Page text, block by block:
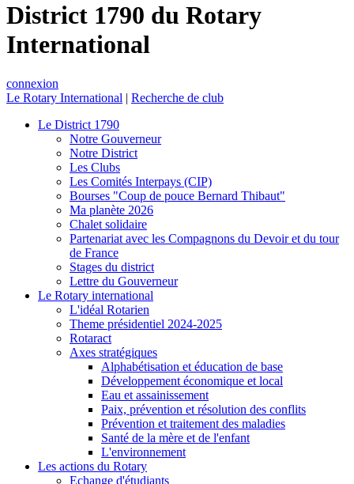
District 1790 du Rotary
International
connexion
Le Rotary International | Recherche de club
Le District 1790
Notre Gouverneur
Notre District
Les Clubs
Les Comités Interpays (CIP)
Bourses "Coup de pouce Bernard Thibaut"
Ma planète 2026
Chalet solidaire
Partenariat avec les Compagnons du Devoir et du tour
de France
Stages du district
Lettre du Gouverneur
Le Rotary international
L'idéal Rotarien
Theme présidentiel 2024-2025
Rotaract
Axes stratégiques
Alphabétisation et éducation de base
Développement économique et local
Eau et assainissement
Paix, prévention et résolution des conflits
Prévention et traitement des maladies
Santé de la mère et de l'enfant
L'environnement
Les actions du Rotary
Echange d'étudiants